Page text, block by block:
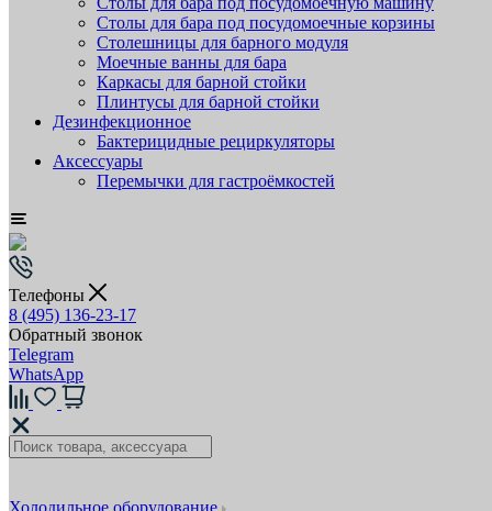
Столы для бара под посудомоечные корзины
Столешницы для барного модуля
Моечные ванны для бара
Каркасы для барной стойки
Плинтусы для барной стойки
Дезинфекционное
Бактерицидные рециркуляторы
Аксессуары
Перемычки для гастроёмкостей
Телефоны
8 (495) 136-23-17
Обратный звонок
Telegram
WhatsApp
Холодильное оборудование